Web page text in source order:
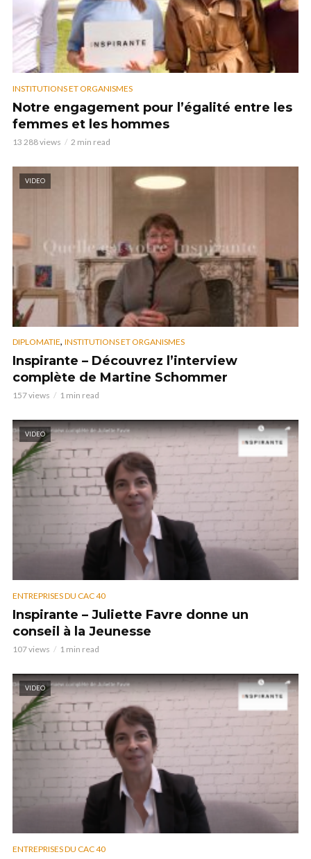
INSTITUTIONS ET ORGANISMES
Notre engagement pour l’égalité entre les
femmes et les hommes
13 288 views 2 min read
VIDEO
DIPLOMATIE, INSTITUTIONS ET ORGANISMES
Inspirante – Découvrez l’interview
complète de Martine Schommer
157 views 1 min read
VIDEO
ENTREPRISES DU CAC 40
Inspirante – Juliette Favre donne un
conseil à la Jeunesse
107 views 1 min read
VIDEO
ENTREPRISES DU CAC 40